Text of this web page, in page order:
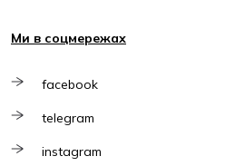
Ми в соцмережах
facebook
telegram
instagram